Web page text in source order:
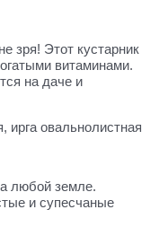
зря! Этот кустарник
витаминами.
на даче и
ирга овальнолистная
любой земле.
и супесчаные